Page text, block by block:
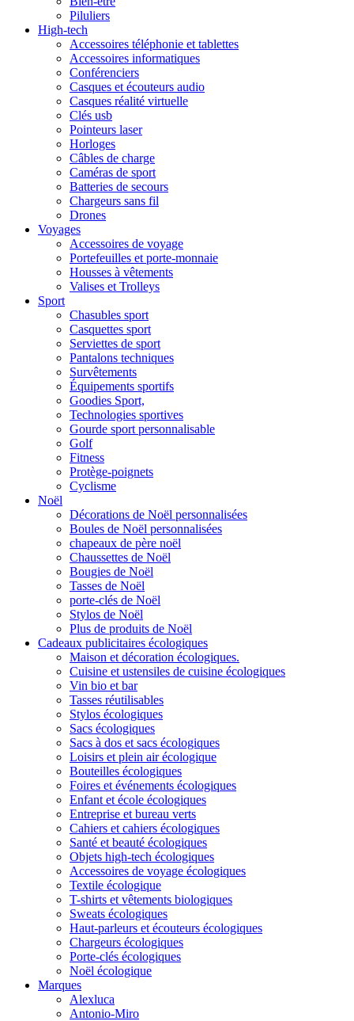
Piluliers
High-tech
Accessoires téléphonie et tablettes
Accessoires informatiques
Conférenciers
Casques et écouteurs audio
Casques réalité virtuelle
Clés usb
Pointeurs laser
Horloges
Câbles de charge
Caméras de sport
Batteries de secours
Chargeurs sans fil
Drones
Voyages
Accessoires de voyage
Portefeuilles et porte-monnaie
Housses à vêtements
Valises et Trolleys
Sport
Chasubles sport
Casquettes sport
Serviettes de sport
Pantalons techniques
Survêtements
Équipements sportifs
Goodies Sport,
Technologies sportives
Gourde sport personnalisable
Golf
Fitness
Protège-poignets
Cyclisme
Noël
Décorations de Noël personnalisées
Boules de Noël personnalisées
chapeaux de père noël
Chaussettes de Noël
Bougies de Noël
Tasses de Noël
porte-clés de Noël
Stylos de Noël
Plus de produits de Noël
Cadeaux publicitaires écologiques
Maison et décoration écologiques.
Cuisine et ustensiles de cuisine écologiques
Vin bio et bar
Tasses réutilisables
Stylos écologiques
Sacs écologiques
Sacs à dos et sacs écologiques
Loisirs et plein air écologique
Bouteilles écologiques
Foires et événements écologiques
Enfant et école écologiques
Entreprise et bureau verts
Cahiers et cahiers écologiques
Santé et beauté écologiques
Objets high-tech écologiques
Accessoires de voyage écologiques
Textile écologique
T-shirts et vêtements biologiques
Sweats écologiques
Haut-parleurs et écouteurs écologiques
Chargeurs écologiques
Porte-clés écologiques
Noël écologique
Marques
Alexluca
Antonio-Miro